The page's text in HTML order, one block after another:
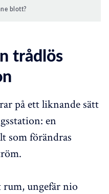
blott?
trådlös
på ett liknande sätt
en
som förändras
rum, ungefär nio